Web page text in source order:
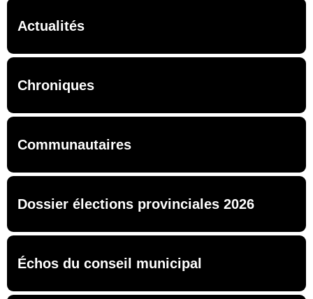
Actualités
Chroniques
Communautaires
Dossier élections provinciales 2026
Échos du conseil municipal